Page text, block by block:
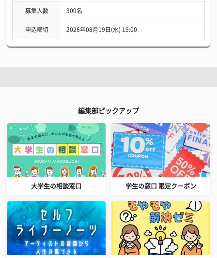
募集人数 300名
申込締切 2026年08月19日(水) 15:00
編集部ピックアップ
大学生の相談窓口 学生の窓口 限定クーポン